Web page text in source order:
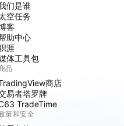
们是谁
空任务
客
助中心
涯
体工具包
品
商店
易者塔罗牌
TradeTime
策和安全